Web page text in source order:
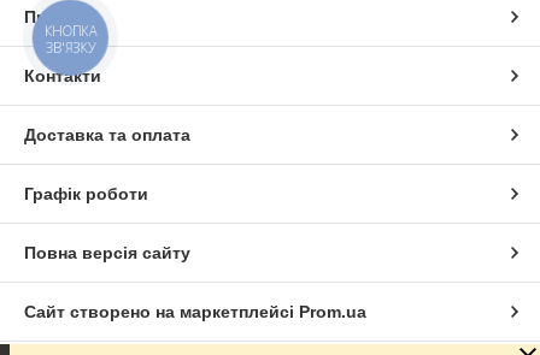
Про нас
Контакти
Доставка та оплата
Графік роботи
Повна версія сайту
Сайт створено на маркетплейсі Prom.ua
КНОПКА
ЗВ'ЯЗКУ